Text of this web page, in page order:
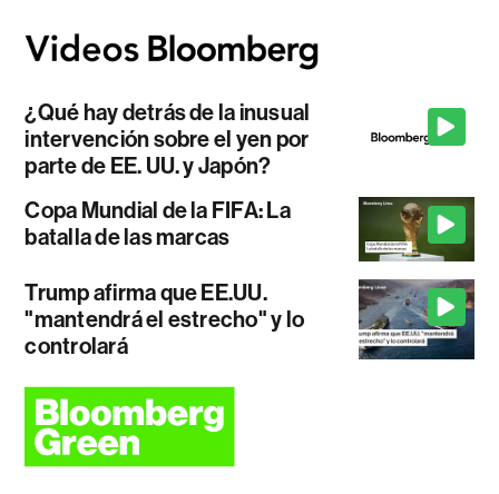
¿Qué hay detrás de la inusual
intervención sobre el yen por
parte de EE. UU. y Japón?
Copa Mundial de la FIFA: La
batalla de las marcas
Trump afirma que EE.UU.
"mantendrá el estrecho" y lo
controlará